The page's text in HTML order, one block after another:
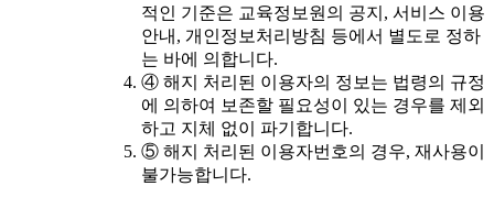
적인 기준은 교육정보원의 공지, 서비스 이용
안내, 개인정보처리방침 등에서 별도로 정하
는 바에 의합니다.
④ 해지 처리된 이용자의 정보는 법령의 규정
에 의하여 보존할 필요성이 있는 경우를 제외
하고 지체 없이 파기합니다.
⑤ 해지 처리된 이용자번호의 경우, 재사용이
불가능합니다.